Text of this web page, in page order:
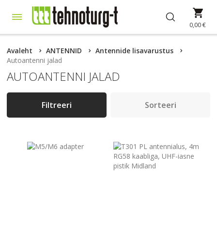
to
0,00 €
Avaleht ANTENNID
Antennide lisavarustus
Autoantenni jalad
AUTOANTENNI JALAD
Filtreeri Sorteeri